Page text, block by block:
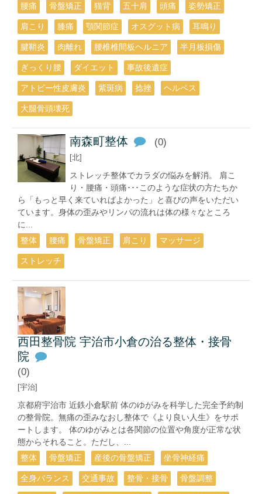
腰痛
骨盤矯正 猫背 五十肩 頭痛 姿勢矯正
肩こり 膝痛 顎関節症 オスグット病 耳鳴り
腱鞘炎 肉離れ 腰椎椎間板ヘルニア 半月板損傷
ぎっくり腰 ダイエット 事故後遺症
アトピー性皮膚炎 紫斑病 捻挫 ヘルペス
大腿骨頭壊死
南森町整体 (0)
[北]
ストレッチ整体でカラダの悩みを解消。 肩こ
り・腰痛・頭痛･･･このような症状の方たちか
ら「もっと早く来ていればよかった」と喜びの声をいただい
ています。身体の歪みやリンパの流れは体の様々なところ
に...
整体
腰痛 骨盤矯正 肩こり マッサージ
ストレッチ
西田整骨院 宇治市小倉の治る整体・接骨
院
(0)
[宇治]
京都府宇治市 近鉄小倉駅前 体のゆがみを科学した完全予約制
の整骨院。無痛の歪みなおし整体で《より良い人生》をサポ
ートします。 体のゆがみとは各関節の位置や角度が正常な状
態からそれること。ただし、...
整体
骨盤矯正 産後の骨盤矯正 坐骨神経痛
全身バランス 交通事故 整骨・接骨 骨盤調整